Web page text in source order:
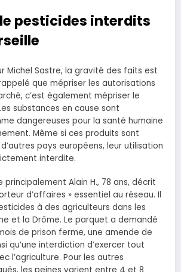
pesticides interdits
Michel Sastre, la gravité des faits est
que mépriser les autorisations
c’est également mépriser le
substances en cause sont
dangereuses pour la santé humaine
Même si ces produits sont
pays européens, leur utilisation
interdite.
principalement Alain H., 78 ans, décrit
d’affaires » essentiel au réseau. Il
à des agriculteurs dans les
et la Drôme. Le parquet a demandé
de prison ferme, une amende de
qu’une interdiction d’exercer tout
l’agriculture. Pour les autres